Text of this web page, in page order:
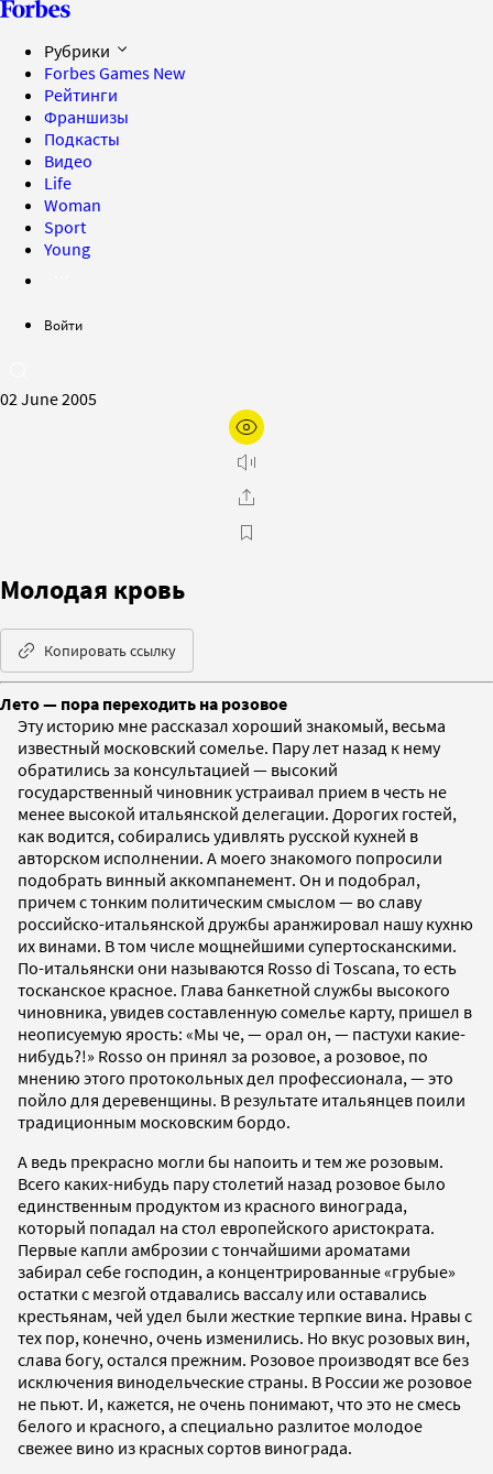
Рубрики
Forbes Games New
Рейтинги
Франшизы
Подкасты
Видео
Life
Woman
Sport
Young
Войти
02 June 2005
Молодая кровь
Копировать ссылку
Лето — пора переходить на розовое
Эту историю мне рассказал хороший знакомый, весьма
известный московский сомелье. Пару лет назад к нему
обратились за консультацией — высокий
государственный чиновник устраивал прием в честь не
менее высокой итальянской делегации. Дорогих гостей,
как водится, собирались удивлять русской кухней в
авторском исполнении. А моего знакомого попросили
подобрать винный аккомпанемент. Он и подобрал,
причем с тонким политическим смыслом — во славу
российско-итальянской дружбы аранжировал нашу кухню
их винами. В том числе мощнейшими супертосканскими.
По-итальянски они называются Rosso di Toscana, то есть
тосканское красное. Глава банкетной службы высокого
чиновника, увидев составленную сомелье карту, пришел в
неописуемую ярость: «Мы че, — орал он, — пастухи какие-
нибудь?!» Rosso он принял за розовое, а розовое, по
мнению этого протокольных дел профессионала, — это
пойло для деревенщины. В результате итальянцев поили
традиционным московским бордо.
А ведь прекрасно могли бы напоить и тем же розовым.
Всего каких-нибудь пару столетий назад розовое было
единственным продуктом из красного винограда,
который попадал на стол европейского аристократа.
Первые капли амброзии с тончайшими ароматами
забирал себе господин, а концентрированные «грубые»
остатки с мезгой отдавались вассалу или оставались
крестьянам, чей удел были жесткие терпкие вина. Нравы с
тех пор, конечно, очень изменились. Но вкус розовых вин,
слава богу, остался прежним. Розовое производят все без
исключения винодельческие страны. В России же розовое
не пьют. И, кажется, не очень понимают, что это не смесь
белого и красного, а специально разлитое молодое
свежее вино из красных сортов винограда.